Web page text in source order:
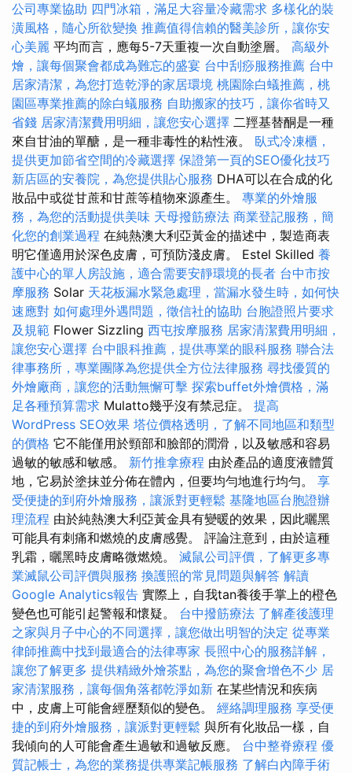
公司專業協助 四門冰箱，滿足大容量冷藏需求 多樣化的裝
潢風格，隨心所欲變換 推薦值得信賴的醫美診所，讓你安
心美麗 平均而言，應每5-7天重複一次自動塗層。 高級外
燴，讓每個聚會都成為難忘的盛宴 台中刮痧服務推薦 台中
居家清潔，為您打造乾淨的家居環境 桃園除白蟻推薦，桃
園區專業推薦的除白蟻服務 自助搬家的技巧，讓你省時又
省錢 居家清潔費用明細，讓您安心選擇 二羥基替酮是一種
來自甘油的單醣，是一種非毒性的粘性液。 臥式冷凍櫃，
提供更加節省空間的冷藏選擇 保證第一頁的SEO優化技巧
新店區的安養院，為您提供貼心服務 DHA可以在合成的化
妝品中或從甘蔗和甘蔗等植物來源產生。 專業的外燴服
務，為您的活動提供美味 天母撥筋療法 商業登記服務，簡
化您的創業過程 在純熱澳大利亞黃金的描述中，製造商表
明它僅適用於深色皮膚，可預防淺皮膚。 Estel Skilled 養
護中心的單人房設施，適合需要安靜環境的長者 台中市按
摩服務 Solar 天花板漏水緊急處理，當漏水發生時，如何快
速應對 如何處理外遇問題，徵信社的協助 台胞證照片要求
及規範 Flower Sizzling 西屯按摩服務 居家清潔費用明細，
讓您安心選擇 台中眼科推薦，提供專業的眼科服務 聯合法
律事務所，專業團隊為您提供全方位法律服務 尋找優質的
外燴廠商，讓您的活動無懈可擊 探索buffet外燴價格，滿
足各種預算需求 Mulatto幾乎沒有禁忌症。 提高
WordPress SEO效果 塔位價格透明，了解不同地區和類型
的價格 它不能僅用於頸部和臉部的潤滑，以及敏感和容易
過敏的敏感和敏感。 新竹推拿療程 由於產品的適度液體質
地，它易於塗抹並分佈在體內，但要均勻地進行均勻。 享
受便捷的到府外燴服務，讓派對更輕鬆 基隆地區台胞證辦
理流程 由於純熱澳大利亞黃金具有變暖的效果，因此曬黑
可能具有刺痛和燃燒的皮膚感覺。 評論注意到，由於這種
乳霜，曬黑時皮膚略微燃燒。 滅鼠公司評價，了解更多專
業滅鼠公司評價與服務 換護照的常見問題與解答 解讀
Google Analytics報告 實際上，自我tan養後手掌上的橙色
變色也可能引起警報和懷疑。 台中撥筋療法 了解產後護理
之家與月子中心的不同選擇，讓您做出明智的決定 從專業
律師推薦中找到最適合的法律專家 長照中心的服務詳解，
讓您了解更多 提供精緻外燴茶點，為您的聚會增色不少 居
家清潔服務，讓每個角落都乾淨如新 在某些情況和疾病
中，皮膚上可能會經歷類似的變色。 經絡調理服務 享受便
捷的到府外燴服務，讓派對更輕鬆 與所有化妝品一樣，自
我傾向的人可能會產生過敏和過敏反應。 台中整脊療程 優
質記帳士，為您的業務提供專業記帳服務 了解白內障手術